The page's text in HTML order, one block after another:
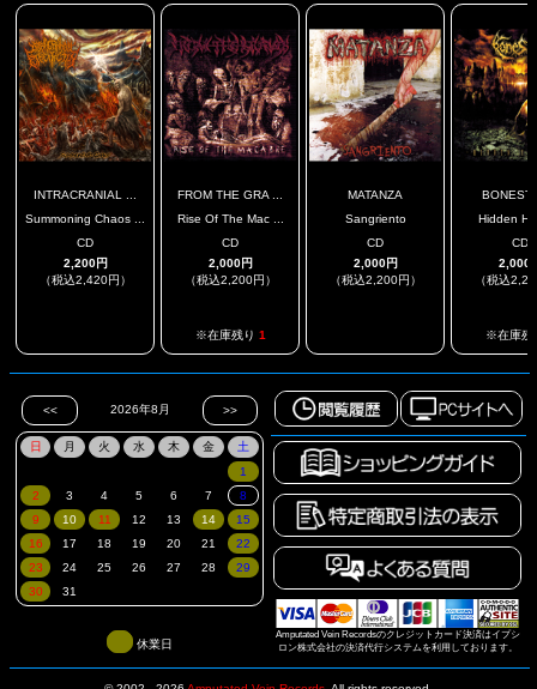
INTRACRANIAL ...
Summoning Chaos ...
CD
2,200円
（税込2,420円）
FROM THE GRA ...
Rise Of The Mac ...
CD
2,000円
（税込2,200円）
※在庫残り 1
MATANZA
Sangriento
CD
2,000円
（税込2,200円）
Hidden
CD
2,000
（税込
※在庫残
Amputated Vein Recordsのクレジットカード決済はイプシ
ロン株式会社の決済代行システムを利用しております。
休業日